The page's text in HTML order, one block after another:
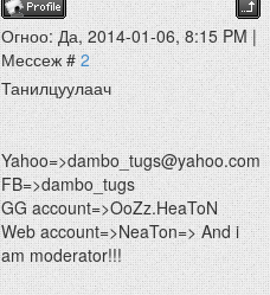
Огноо: Да, 2014-01-06, 8:15 PM |
Мессеж #2
Танилцуулаач
Yahoo=>dambo_tugs@yahoo.com
FB=>dambo_tugs
GG account=>OoZz.HeaToN
Web account=>NeaTon=> And i
am moderator!!!